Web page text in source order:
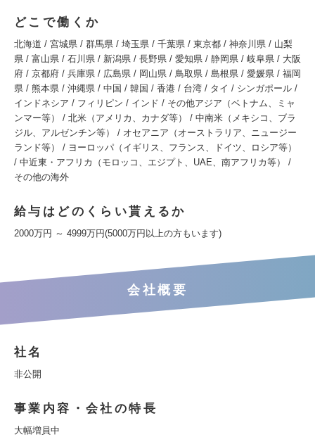
どこで働くか
北海道 / 宮城県 / 群馬県 / 埼玉県 / 千葉県 / 東京都 / 神奈川県 / 山梨
県 / 富山県 / 石川県 / 新潟県 / 長野県 / 愛知県 / 静岡県 / 岐阜県 / 大阪
府 / 京都府 / 兵庫県 / 広島県 / 岡山県 / 鳥取県 / 島根県 / 愛媛県 / 福岡
県 / 熊本県 / 沖縄県 / 中国 / 韓国 / 香港 / 台湾 / タイ / シンガポール /
インドネシア / フィリピン / インド / その他アジア（ベトナム、ミャ
ンマー等） / 北米（アメリカ、カナダ等） / 中南米（メキシコ、ブラ
ジル、アルゼンチン等） / オセアニア（オーストラリア、ニュージー
ランド等） / ヨーロッパ（イギリス、フランス、ドイツ、ロシア等）
/ 中近東・アフリカ（モロッコ、エジプト、UAE、南アフリカ等） /
その他の海外
給与はどのくらい貰えるか
2000万円 ～ 4999万円(5000万円以上の方もいます)
会社概要
社名
非公開
事業内容・会社の特長
大幅増員中